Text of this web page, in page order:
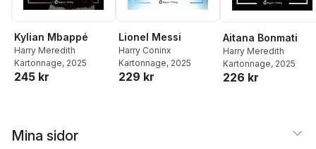
Kylian Mbappé
Harry Meredith
Kartonnage, 2025
245 kr
Lionel Messi
Harry Coninx
Kartonnage, 2025
229 kr
Aitana Bonmati
Harry Meredith
Kartonnage, 2025
226 kr
Mina sidor